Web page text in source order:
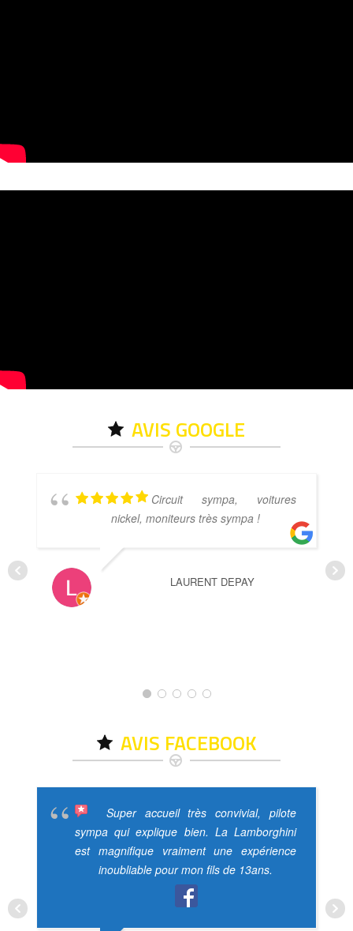
AVIS GOOGLE
Circuit sympa, voitures
nickel, moniteurs très sympa !
LAURENT DEPAY
AVIS FACEBOOK
Super accueil très convivial, pilote
sympa qui explique bien. La Lamborghini
est magnifique vraiment une expérience
inoubliable pour mon fils de 13ans.